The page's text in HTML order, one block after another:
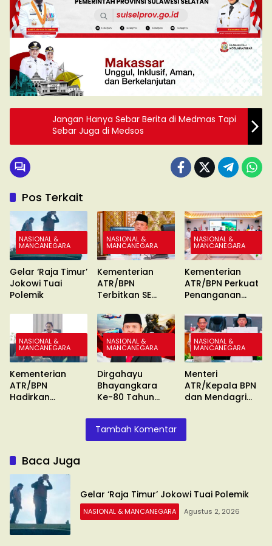
Jangan Hanya Sebar Berita di Medmas Tapi
Sebar Juga di Medsos
Pos Terkait
NASIONAL &
MANCANEGARA
Gelar ‘Raja Timur’
Jokowi Tuai
Polemik
NASIONAL &
MANCANEGARA
Kementerian
ATR/BPN
Terbitkan SE
Sertipikasi Tanah
MBR
NASIONAL &
MANCANEGARA
Kementerian
ATR/BPN Perkuat
Penanganan
NASIONAL &
MANCANEGARA
Kementerian
ATR/BPN
Hadirkan
NASIONAL &
MANCANEGARA
Dirgahayu
Bhayangkara
Ke-80 Tahun
NASIONAL &
MANCANEGARA
Menteri
ATR/Kepala BPN
dan Mendagri
Tambah Komentar
Baca Juga
Gelar ‘Raja Timur’ Jokowi Tuai Polemik
NASIONAL & MANCANEGARA Agustus 2, 2026